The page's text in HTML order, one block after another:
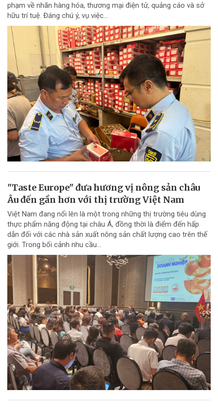
phạm về nhãn hàng hóa, thương mại điện tử, quảng cáo và sở
hữu trí tuệ. Đáng chú ý, vụ việc...
"Taste Europe" đưa hương vị nông sản châu
Âu đến gần hơn với thị trường Việt Nam
Việt Nam đang nổi lên là một trong những thị trường tiêu dùng
thực phẩm năng động tại châu Á, đồng thời là điểm đến hấp
dẫn đối với các nhà sản xuất nông sản chất lượng cao trên thế
giới. Trong bối cảnh nhu cầu...